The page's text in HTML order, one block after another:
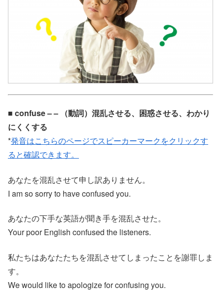
■ confuse – – （動詞）混乱させる、困惑させる、わかり
にくくする
*発音はこちらのページでスピーカーマークをクリックす
ると確認できます。
あなたを混乱させて申し訳ありません。
I am so sorry to have confused you.
あなたの下手な英語が聞き手を混乱させた。
Your poor English confused the listeners.
私たちはあなたたちを混乱させてしまったことを謝罪しま
す。
We would like to apologize for confusing you.